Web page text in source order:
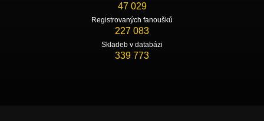
47 029
Registrovaných fanoušků
227 083
Skladeb v databázi
339 773